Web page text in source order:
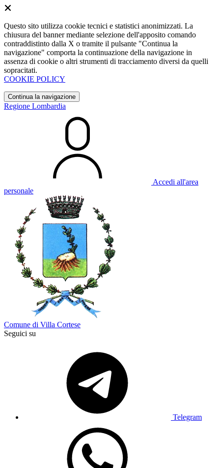
Questo sito utilizza cookie tecnici e statistici anonimizzati. La
chiusura del banner mediante selezione dell'apposito comando
contraddistinto dalla X o tramite il pulsante "Continua la
navigazione" comporta la continuazione della navigazione in
assenza di cookie o altri strumenti di tracciamento diversi da quelli
sopracitati.
COOKIE POLICY
Continua la navigazione
Regione Lombardia
Accedi all'area
personale
Comune di Villa Cortese
Seguici su
Telegram